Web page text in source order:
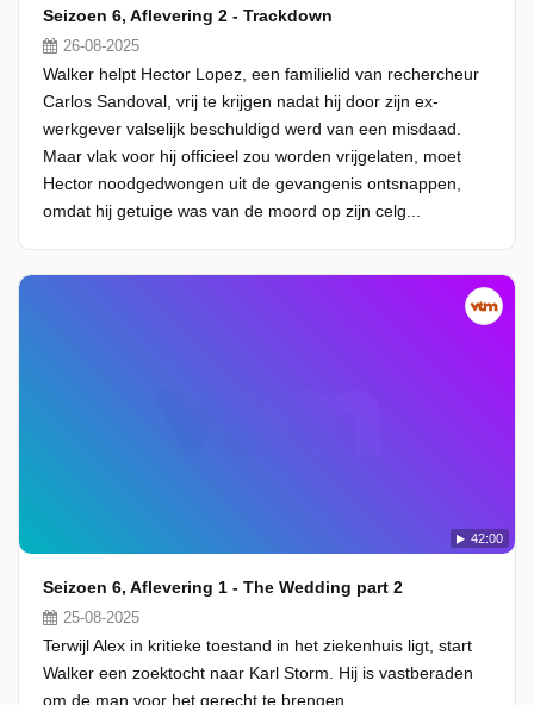
Seizoen 6, Aflevering 2 - Trackdown
26-08-2025
Walker helpt Hector Lopez, een familielid van rechercheur
Carlos Sandoval, vrij te krijgen nadat hij door zijn ex-
werkgever valselijk beschuldigd werd van een misdaad.
Maar vlak voor hij officieel zou worden vrijgelaten, moet
Hector noodgedwongen uit de gevangenis ontsnappen,
omdat hij getuige was van de moord op zijn celg...
42:00
Seizoen 6, Aflevering 1 - The Wedding part 2
25-08-2025
Terwijl Alex in kritieke toestand in het ziekenhuis ligt, start
Walker een zoektocht naar Karl Storm. Hij is vastberaden
om de man voor het gerecht te brengen.